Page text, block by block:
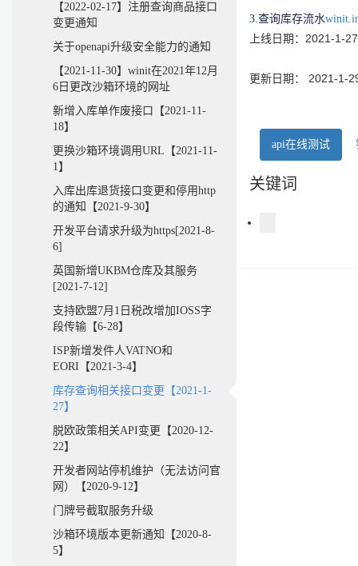
【2022-02-17】注册查询商品接口
变更通知
关于openapi升级安全能力的通知
【2021-11-30】winit在2021年12月
6日更改沙箱环境的网址
新增入库单作废接口【2021-11-
18】
更换沙箱环境调用URL【2021-11-
1】
入库出库退货接口变更和停用http
的通知【2021-9-30】
开发平台请求升级为https[2021-8-
6]
英国新增UKBM仓库及其服务
[2021-7-12]
支持欧盟7月1日税改增加IOSS字
段传输【6-28】
ISP新增发件人VATNO和
EORI【2021-3-4】
库存查询相关接口变更【2021-1-
27】
脱欧政策相关API变更【2020-12-
22】
开发者网站停机维护（无法访问官
网）【2020-9-12】
门牌号截取服务升级
沙箱环境版本更新通知【2020-8-
5】
3.查询库存流水
上线日期：2021-1-27
更新日期： 2021-1-
api在线测试
关键词